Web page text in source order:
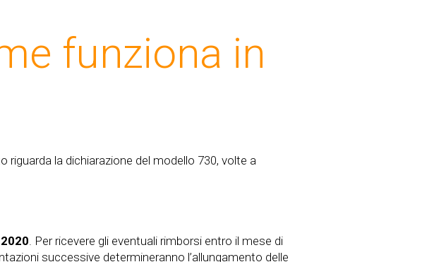
funziona in
la dichiarazione del modello 730, volte a
. Per ricevere gli eventuali rimborsi entro il mese di
successive determineranno l’allungamento delle